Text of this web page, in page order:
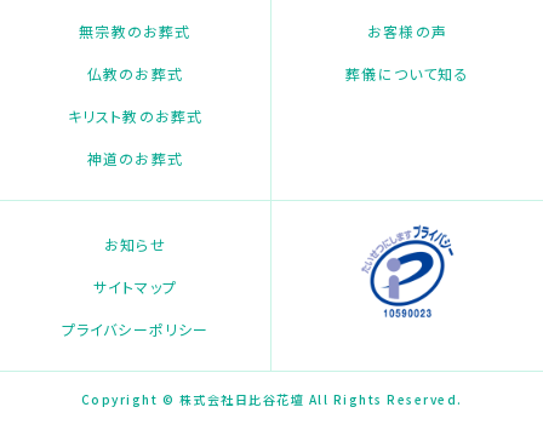
無宗教のお葬式
仏教のお葬式
キリスト教のお葬式
神道のお葬式
お客様の声
葬儀について知る
お知らせ
サイトマップ
プライバシーポリシー
Copyright © 株式会社日比谷花壇 All Rights Reserved.